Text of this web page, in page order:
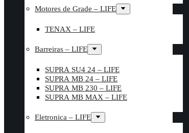
Motores de Grade – LIFE
TENAX – LIFE
Barreiras – LIFE
SUPRA SU4 24 – LIFE
SUPRA MB 24 – LIFE
SUPRA MB 230 – LIFE
SUPRA MB MAX – LIFE
Eletronica – LIFE